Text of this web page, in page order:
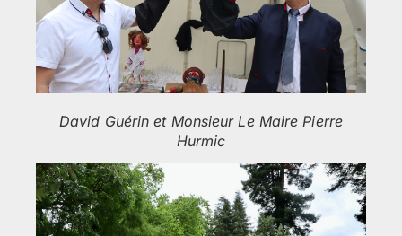
David Guérin et Monsieur Le Maire Pierre
Hurmic